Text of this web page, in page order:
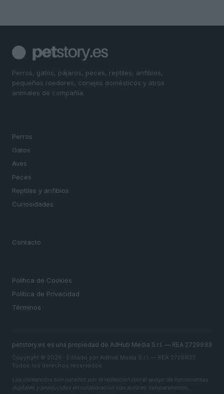
Perros, gatos, pájaros, peces, reptiles, anfibios,
pequeños roedores, conejos domésticos y otros
animales de compañía.
Perros
Gatos
Aves
Peces
Reptiles y anfibios
Curiosidades
Contacto
Política de Cookies
Política de Privacidad
Términos
petstory.es es una propiedad de AdHub Media S.r.l. — REA 2729933
Copyright © 2026 · Editado por AdHub Media S.r.l. — REA 2729933
Todos los derechos reservados
Los contenidos son curados por la redacción con el apoyo de herramientas
digitales y producidos en colaboración con autores independientes.